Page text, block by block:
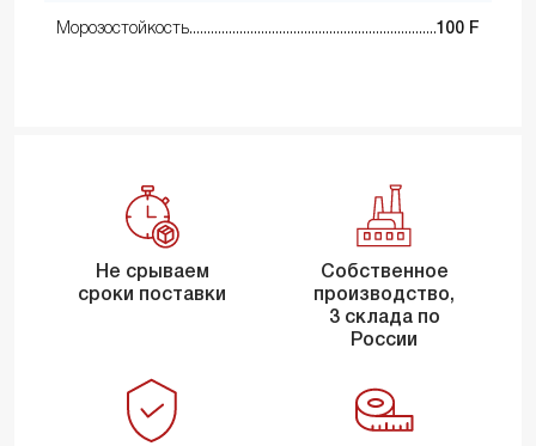
Морозостойкость 100 F
Не срываем
сроки поставки
Собственное
производство,
3 склада по
России